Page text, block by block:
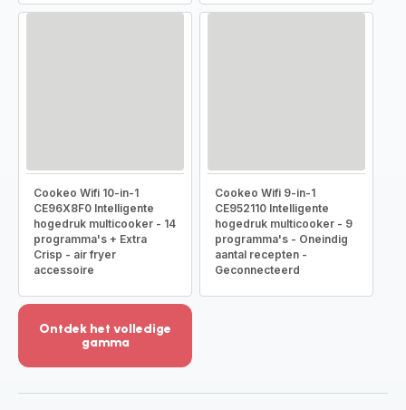
Cookeo Wifi 10-in-1
CE96X8F0 Intelligente
hogedruk multicooker - 14
programma's + Extra
Crisp - air fryer
accessoire
Cookeo Wifi 9-in-1
CE952110 Intelligente
hogedruk multicooker - 9
programma's - Oneindig
aantal recepten -
Geconnecteerd
Ontdek het volledige
gamma
-